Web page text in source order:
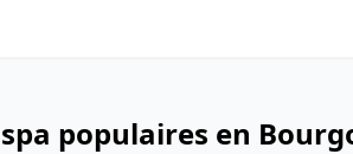
populaires en